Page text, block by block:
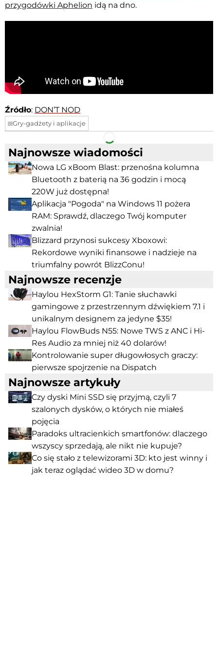
przygodówki Aphelion idą na dno.
Źródło: DON’T NOD
Gry-gadżety i aplikacje
Facebook Telegram
Najnowsze wiadomości
Nowa LG xBoom Blast: przenośna kolumna
Bluetooth z baterią na 36 godzin i mocą
220W już dostępna!
Aplikacja "Pogoda" na Windows 11 pożera
RAM: Sprawdź, dlaczego Twój komputer
zwalnia!
Blizzard przynosi sukcesy Xboxowi:
Rekordowe wyniki finansowe i nadzieje na
triumfalny powrót BlizzConu!
Najnowsze recenzje
Haylou HexStorm G1: Tanie słuchawki
gamingowe z przestrzennym dźwiękiem 7.1 i
unikalnym designem za jedyne $35!
Haylou FlowBuds N55: Nowe TWS z ANC i Hi-
Res Audio za mniej niż 40 dolarów!
Kontrolowanie super długowłosych graczy:
pierwsze spojrzenie na Dispatch
Najnowsze artykuły
Czy dyski Mini SSD się przyjmą, czyli 7
szalonych dysków, o których nie miałeś
pojęcia
Paradoks ultracienkich smartfonów: dlaczego
wszyscy sprzedają, ale nikt nie kupuje?
Co się stało z telewizorami 3D: kto jest winny i
jak teraz oglądać wideo 3D w domu?